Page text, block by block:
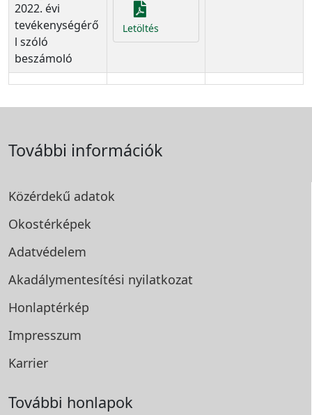
2022. évi
tevékenységérő
l szóló
beszámoló
Letöltés
További információk
Közérdekű adatok
Okostérképek
Adatvédelem
Akadálymentesítési nyilatkozat
Honlaptérkép
Impresszum
Karrier
További honlapok